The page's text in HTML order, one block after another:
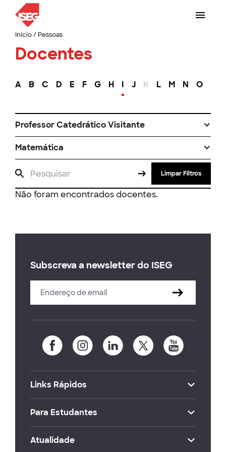
Início/ Pessoas
Docentes
A B C D E F G H I J K L M N O
Professor Catedrático Visitante
Matemática
Limpar Filtros
Não foram encontrados docentes.
Subscreva a newsletter do ISEG
Links Rápidos
Para Estudantes
Atualidade